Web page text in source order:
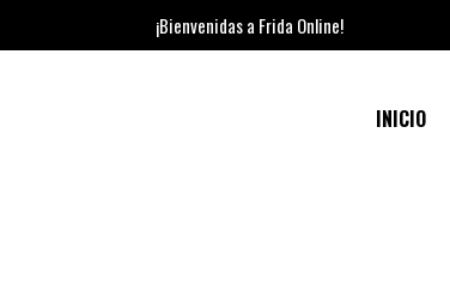
¡Bienvenidas a Frida Online!
INICIO